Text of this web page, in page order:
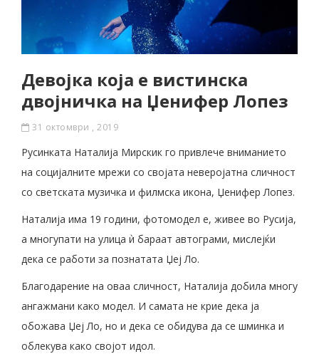
Девојка која е вистинска
двојничка на Џенифер Лопез
31 октомври , 2019
Русинката Наталија Мирскик го привлече вниманието
на социјалните мрежи со својата неверојатна сличност
со светската музичка и филмска икона, Џенифер Лопез.
Наталија има 19 години, фотомодел е, живее во Русија,
а многупати на улица ѝ бараат автограми, мислејќи
дека се работи за познатата Џеј Ло.
Благодарение на оваа сличност, Наталија добила многу
ангажмани како модел. И самата не крие дека ја
обожава Џеј Ло, но и дека се обидува да се шминка и
облекува како својот идол.